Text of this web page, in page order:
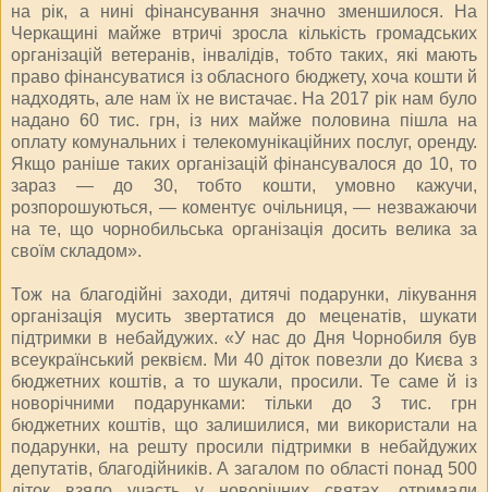
на рік, а нині фінансування значно зменшилося. На
Черкащині майже втричі зросла кількість громадських
організацій ветеранів, інвалідів, тобто таких, які мають
право фінансуватися із обласного бюджету, хоча кошти й
надходять, але нам їх не вистачає. На 2017 рік нам було
надано 60 тис. грн, із них майже половина пішла на
оплату комунальних і телекомунікаційних послуг, оренду.
Якщо раніше таких організацій фінансувалося до 10, то
зараз — до 30, тобто кошти, умовно кажучи,
розпорошуються, — коментує очільниця, — незважаючи
на те, що чорнобильська організація досить велика за
своїм складом».
Тож на благодійні заходи, дитячі подарунки, лікування
організація мусить звертатися до меценатів, шукати
підтримки в небайдужих. «У нас до Дня Чорнобиля був
всеукраїнський реквієм. Ми 40 діток повезли до Києва з
бюджетних коштів, а то шукали, просили. Те саме й із
новорічними подарунками: тільки до 3 тис. грн
бюджетних коштів, що залишилися, ми використали на
подарунки, на решту просили підтримки в небайдужих
депутатів, благодійників. А загалом по області понад 500